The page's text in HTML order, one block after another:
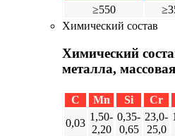
≥550
Химический состав
Химический
металла,
C Mn Si Cr
0,03
1,50-
2,20
0,35-
0,65
23,0-
25,0